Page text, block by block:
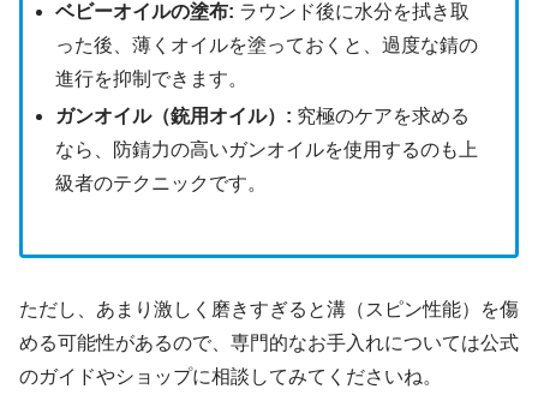
ベビーオイルの塗布: ラウンド後に水分を拭き取
った後、薄くオイルを塗っておくと、過度な錆の
進行を抑制できます。
ガンオイル（銃用オイル）: 究極のケアを求める
なら、防錆力の高いガンオイルを使用するのも上
級者のテクニックです。
ただし、あまり激しく磨きすぎると溝（スピン性能）を傷
める可能性があるので、専門的なお手入れについては公式
のガイドやショップに相談してみてくださいね。